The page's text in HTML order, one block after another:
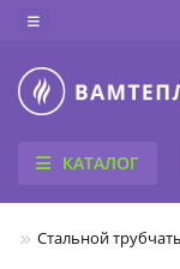
КАТАЛОГ
Cтальной